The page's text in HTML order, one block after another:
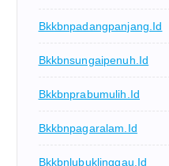
Bkkbnpadangpanjang.id
Bkkbnsungaipenuh.id
Bkkbnprabumulih.id
Bkkbnpagaralam.id
Bkkbnlubuklinggau.id